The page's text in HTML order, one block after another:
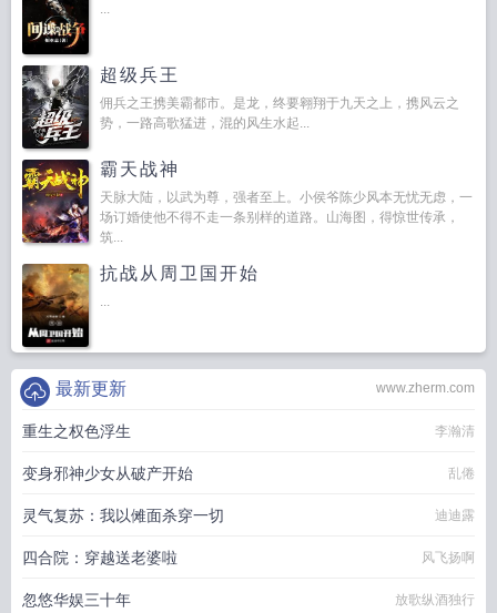
...
超级兵王
佣兵之王携美霸都市。是龙，终要翱翔于九天之上，携风云之
势，一路高歌猛进，混的风生水起...
霸天战神
天脉大陆，以武为尊，强者至上。小侯爷陈少风本无忧无虑，一
场订婚使他不得不走一条别样的道路。山海图，得惊世传承，
筑...
抗战从周卫国开始
...
www.zherm.com
最新更新
重生之权色浮生 李瀚清
变身邪神少女从破产开始 乱倦
灵气复苏：我以傩面杀穿一切 迪迪露
四合院：穿越送老婆啦 风飞扬啊
忽悠华娱三十年 放歌纵酒独行